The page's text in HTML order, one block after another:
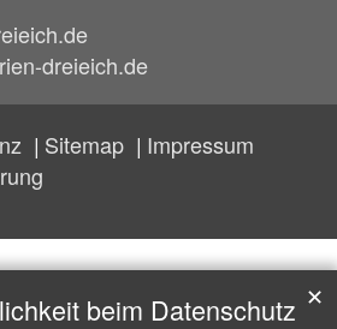
dreieich.de
Sitemap
Impressum
beim Datenschutz ✕